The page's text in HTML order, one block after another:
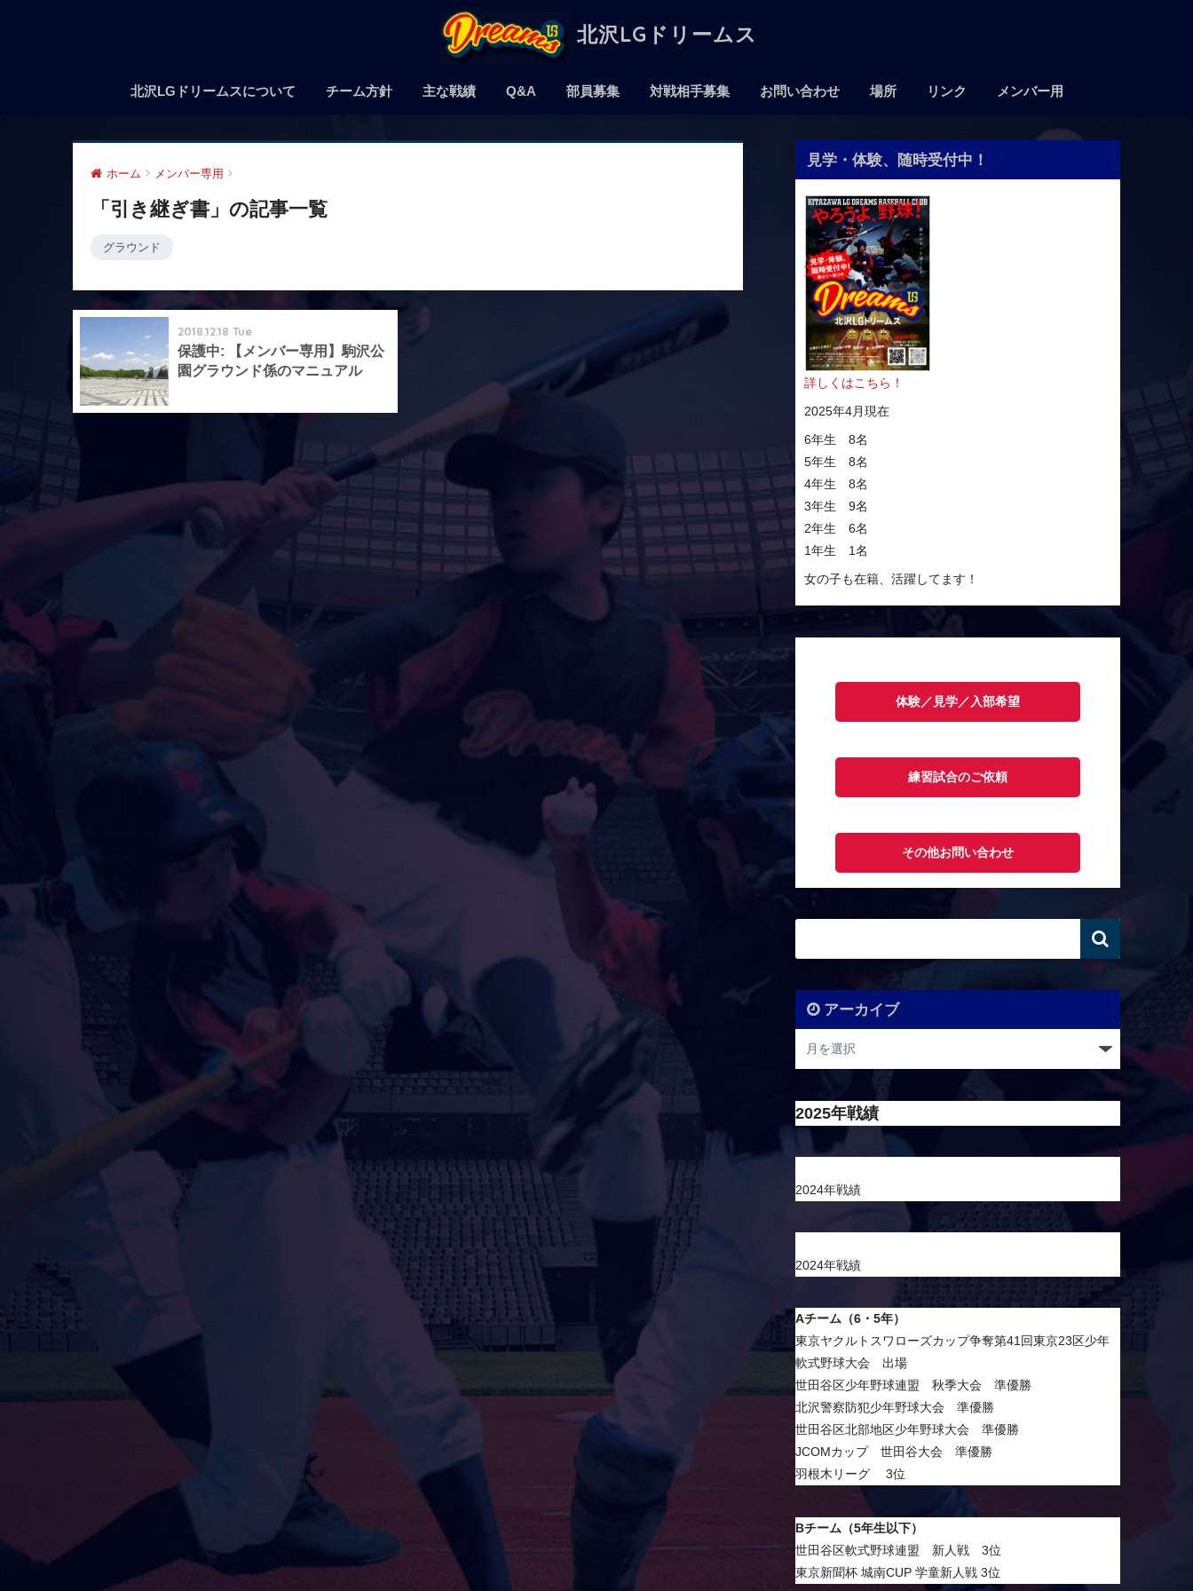
北沢LGドリームス
北沢LGドリームスについて チーム方針 主な戦績 Q&A 部員募集 対戦相手募集 お問い合わせ 場所 リンク メンバー用
ホーム メンバー専用
「引き継ぎ書」の記事一覧
グラウンド
2018.12.18 Tue
保護中: 【メンバー専用】駒沢公
園グラウンド係のマニュアル
見学・体験、随時受付中！
詳しくはこちら！
2025年4月現在
6年生 8名
5年生 8名
4年生 8名
3年生 9名
2年生 6名
1年生 1名
女の子も在籍、活躍してます！
体験／見学／入部希望
練習試合のご依頼
その他お問い合わせ
アーカイブ
2025年戦績
2024年戦績
2024年戦績
Aチーム（6・5年）
東京ヤクルトスワローズカップ争奪第41回東京23区少年
軟式野球大会 出場
世田谷区少年野球連盟 秋季大会 準優勝
北沢警察防犯少年野球大会 準優勝
世田谷区北部地区少年野球大会 準優勝
JCOMカップ 世田谷大会 準優勝
羽根木リーグ 3位
Bチーム（5年生以下）
世田谷区軟式野球連盟 新人戦 3位
東京新聞杯 城南CUP 学童新人戦 3位